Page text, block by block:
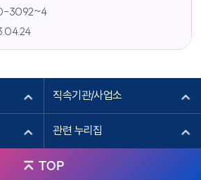
3092~4
직속기관/사업소
관련 누리집
TOP